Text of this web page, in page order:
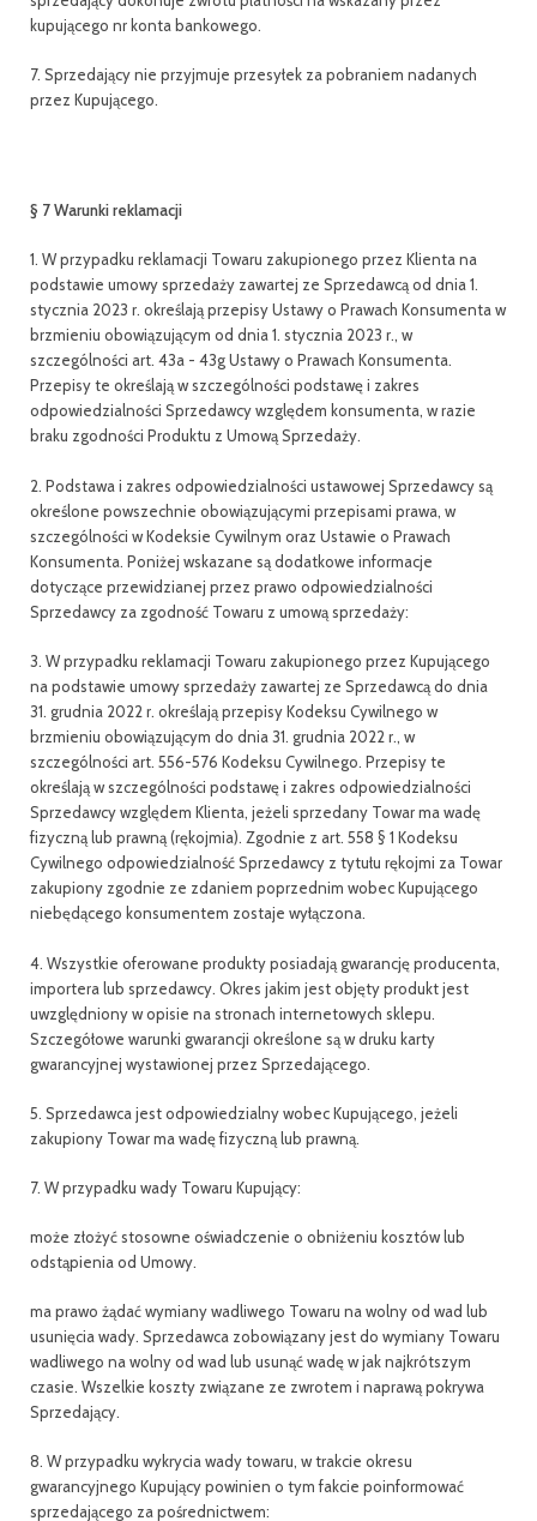
kupującego nr konta bankowego.
7. Sprzedający nie przyjmuje przesyłek za pobraniem nadanych
przez Kupującego.
§ 7 Warunki reklamacji
1. W przypadku reklamacji Towaru zakupionego przez Klienta na
podstawie umowy sprzedaży zawartej ze Sprzedawcą od dnia 1.
stycznia 2023 r. określają przepisy Ustawy o Prawach Konsumenta w
brzmieniu obowiązującym od dnia 1. stycznia 2023 r., w
szczególności art. 43a - 43g Ustawy o Prawach Konsumenta.
Przepisy te określają w szczególności podstawę i zakres
odpowiedzialności Sprzedawcy względem konsumenta, w razie
braku zgodności Produktu z Umową Sprzedaży.
2. Podstawa i zakres odpowiedzialności ustawowej Sprzedawcy są
określone powszechnie obowiązującymi przepisami prawa, w
szczególności w Kodeksie Cywilnym oraz Ustawie o Prawach
Konsumenta. Poniżej wskazane są dodatkowe informacje
dotyczące przewidzianej przez prawo odpowiedzialności
Sprzedawcy za zgodność Towaru z umową sprzedaży:
3. W przypadku reklamacji Towaru zakupionego przez Kupującego
na podstawie umowy sprzedaży zawartej ze Sprzedawcą do dnia
31. grudnia 2022 r. określają przepisy Kodeksu Cywilnego w
brzmieniu obowiązującym do dnia 31. grudnia 2022 r., w
szczególności art. 556-576 Kodeksu Cywilnego. Przepisy te
określają w szczególności podstawę i zakres odpowiedzialności
Sprzedawcy względem Klienta, jeżeli sprzedany Towar ma wadę
fizyczną lub prawną (rękojmia). Zgodnie z art. 558 § 1 Kodeksu
Cywilnego odpowiedzialność Sprzedawcy z tytułu rękojmi za Towar
zakupiony zgodnie ze zdaniem poprzednim wobec Kupującego
niebędącego konsumentem zostaje wyłączona.
4. Wszystkie oferowane produkty posiadają gwarancję producenta,
importera lub sprzedawcy. Okres jakim jest objęty produkt jest
uwzględniony w opisie na stronach internetowych sklepu.
Szczegółowe warunki gwarancji określone są w druku karty
gwarancyjnej wystawionej przez Sprzedającego.
5. Sprzedawca jest odpowiedzialny wobec Kupującego, jeżeli
zakupiony Towar ma wadę fizyczną lub prawną.
7. W przypadku wady Towaru Kupujący:
może złożyć stosowne oświadczenie o obniżeniu kosztów lub
odstąpienia od Umowy.
ma prawo żądać wymiany wadliwego Towaru na wolny od wad lub
usunięcia wady. Sprzedawca zobowiązany jest do wymiany Towaru
wadliwego na wolny od wad lub usunąć wadę w jak najkrótszym
czasie. Wszelkie koszty związane ze zwrotem i naprawą pokrywa
Sprzedający.
8. W przypadku wykrycia wady towaru, w trakcie okresu
gwarancyjnego Kupujący powinien o tym fakcie poinformować
sprzedającego za pośrednictwem: